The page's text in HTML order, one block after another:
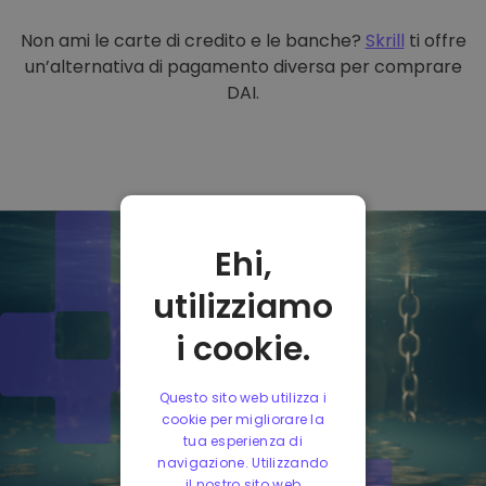
Non ami le carte di credito e le banche? Skrill ti offre
un’alternativa di pagamento diversa per comprare
DAI.
Ehi,
utilizziamo
i cookie.
Questo sito web utilizza i
cookie per migliorare la
tua esperienza di
navigazione. Utilizzando